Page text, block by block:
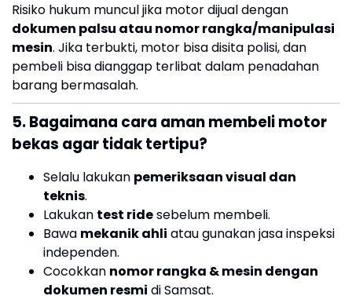
Risiko hukum muncul jika motor dijual dengan
dokumen palsu atau nomor rangka/manipulasi
mesin. Jika terbukti, motor bisa disita polisi, dan
pembeli bisa dianggap terlibat dalam penadahan
barang bermasalah.
5. Bagaimana cara aman membeli motor
bekas agar tidak tertipu?
Selalu lakukan pemeriksaan visual dan
teknis.
Lakukan test ridesebelum membeli.
Bawa mekanik ahli atau gunakan jasa inspeksi
independen.
Cocokkan nomor rangka & mesin dengan
dokumen resmi di Samsat.